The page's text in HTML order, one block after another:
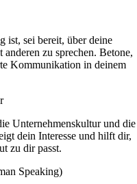
ist, sei bereit, über deine
zu sprechen. Betone,
Kommunikation in deinem
Unternehmenskultur und die
dein Interesse und hilft dir,
zu dir passt.
Speaking)